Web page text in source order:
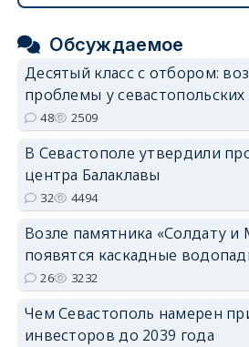
Обсуждаемое
Десятый класс с отбором:
проблемы у
48 2509
В Севастополе утвердили
центра Балаклавы
32 4494
Возле памятника «Солдату и
появятся каскадные
26 3232
Чем Севастополь намерен
инвесторов до 2039 года